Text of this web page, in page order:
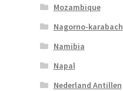
Mozambique
Nagorno-karabach
Namibia
Napal
Nederland Antillen